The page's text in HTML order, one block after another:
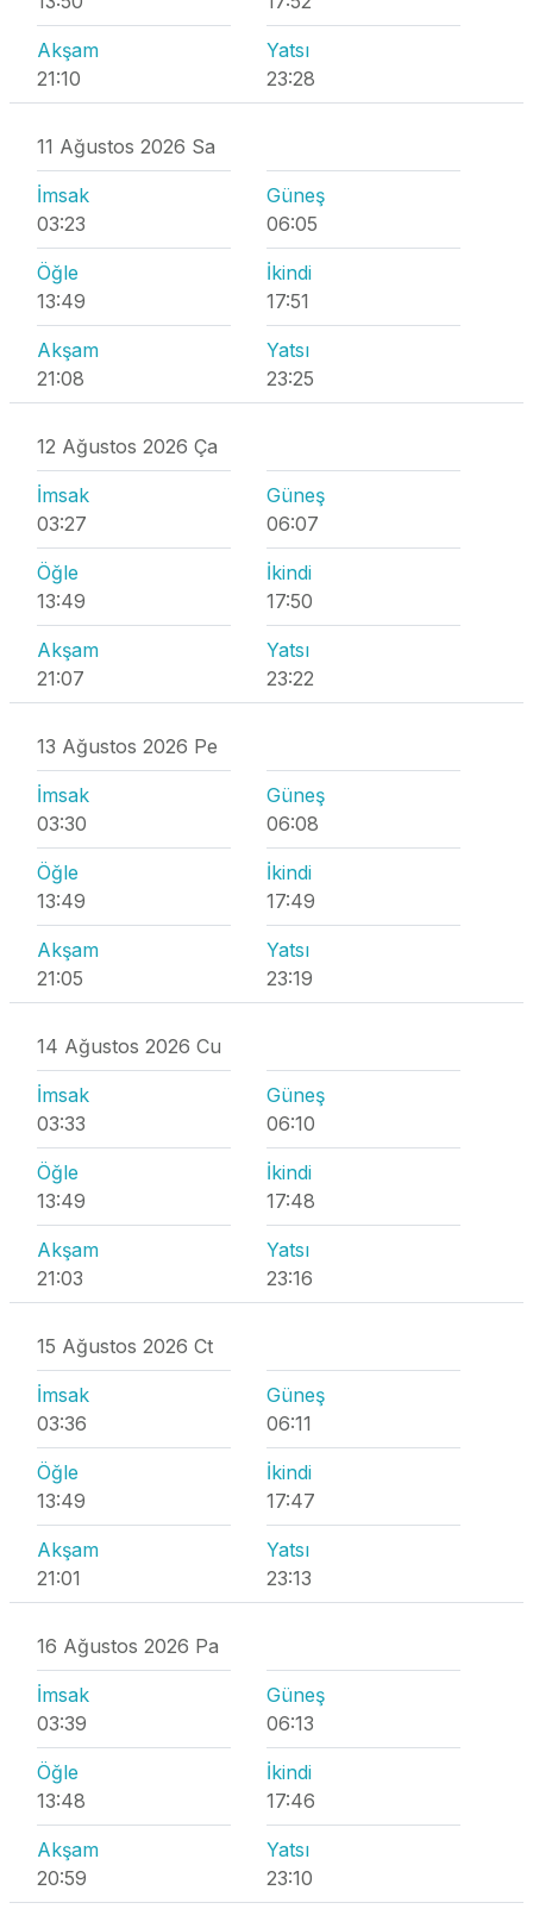
Akşam
21:10
Yatsı
23:28
11 Ağustos 2026 Sa
İmsak
03:23
Güneş
06:05
Öğle
13:49
İkindi
17:51
Akşam
21:08
Yatsı
23:25
12 Ağustos 2026 Ça
İmsak
03:27
Güneş
06:07
Öğle
13:49
İkindi
17:50
Akşam
21:07
Yatsı
23:22
13 Ağustos 2026 Pe
İmsak
03:30
Güneş
06:08
Öğle
13:49
İkindi
17:49
Akşam
21:05
Yatsı
23:19
14 Ağustos 2026 Cu
İmsak
03:33
Güneş
06:10
Öğle
13:49
İkindi
17:48
Akşam
21:03
Yatsı
23:16
15 Ağustos 2026 Ct
İmsak
03:36
Güneş
06:11
Öğle
13:49
İkindi
17:47
Akşam
21:01
Yatsı
23:13
16 Ağustos 2026 Pa
İmsak
03:39
Güneş
06:13
Öğle
13:48
İkindi
17:46
Akşam
20:59
Yatsı
23:10